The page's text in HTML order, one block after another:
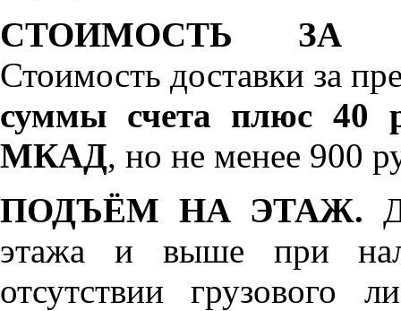
СТОИМОСТЬ ЗА
Стоимость доставки за
суммы счета плюс 40
МКАД, но не менее 900
ПОДЪЁМ НА ЭТАЖ.
этажа и выше при
отсутствии грузового